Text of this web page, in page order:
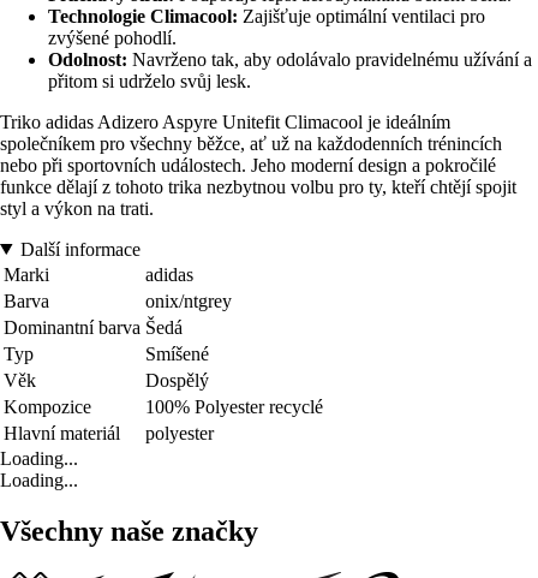
Technologie Climacool: Zajišťuje optimální ventilaci pro
zvýšené pohodlí.
Odolnost: Navrženo tak, aby odolávalo pravidelnému užívání a
přitom si udrželo svůj lesk.
Triko adidas Adizero Aspyre Unitefit Climacool je ideálním
společníkem pro všechny běžce, ať už na každodenních trénincích
nebo při sportovních událostech. Jeho moderní design a pokročilé
funkce dělají z tohoto trika nezbytnou volbu pro ty, kteří chtějí spojit
styl a výkon na trati.
Další informace
Marki
adidas
Barva
onix/ntgrey
Dominantní barva Šedá
Typ
Smíšené
Věk
Dospělý
Kompozice
100% Polyester recyclé
Hlavní materiál
polyester
Loading...
Loading...
Všechny naše značky